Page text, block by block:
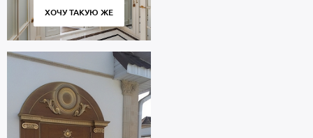
ХОЧУ ТАКУЮ ЖЕ